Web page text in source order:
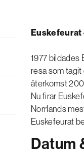
Euskefeurat
1977 bildades
resa som tagit
återkomst
Nu firar
Norrlands
Euskefeurat
Datum